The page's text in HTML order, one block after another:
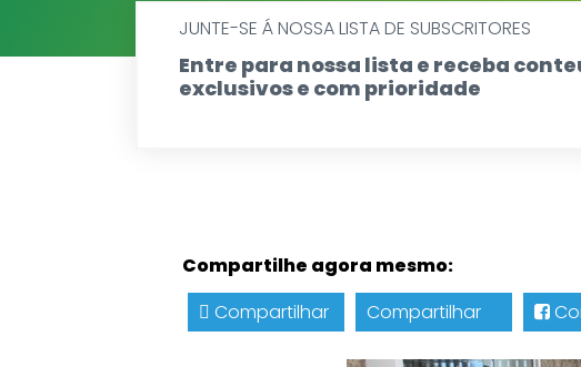
JUNTE-SE Á NOSSA LISTA DE SUBSCRITORES
Entre para nossa lista e receba
exclusivos e com prioridade
Compartilhe agora mesmo:
Compartilhar
Compartilhar